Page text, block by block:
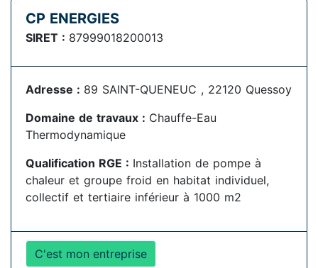
CP ENERGIES
SIRET : 87999018200013
Adresse : 89 SAINT-QUENEUC , 22120 Quessoy
Domaine de travaux : Chauffe-Eau
Thermodynamique
Qualification RGE : Installation de pompe à
chaleur et groupe froid en habitat individuel,
collectif et tertiaire inférieur à 1000 m2
C'est mon entreprise